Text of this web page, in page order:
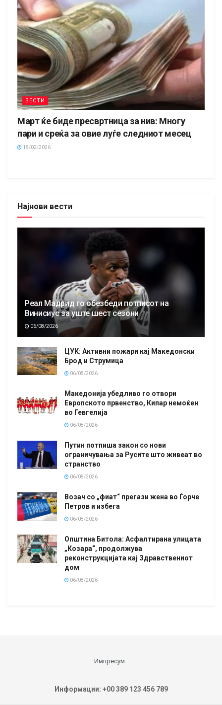
ВЕСТИ
Март ќе биде пресвртница за нив: Многу
пари и среќа за овие луѓе следниот месец
18/02/2026
Најнови вести
Реал Мадрид го обезбеди потписот на
Винисиус за уште шест сезони
06/08/2026
ЦУК: Активни пожари кај Македонски
Брод и Струмица
06/08/2026
Македонија убедливо го отвори
Европското првенство, Кипар немоќен
во Гевгелија
06/08/2026
Путин потпиша закон со нови
ограничувања за Русите што живеат во
странство
06/08/2026
Возач со „фиат“ прегази жена во Ѓорче
Петров и избега
06/08/2026
Општина Битола: Асфалтирана улицата
„Козара“, продолжува
реконструкцијата кај Здравствениот
дом
06/08/2026
Импресум
Информации: +00 389 123 456 789